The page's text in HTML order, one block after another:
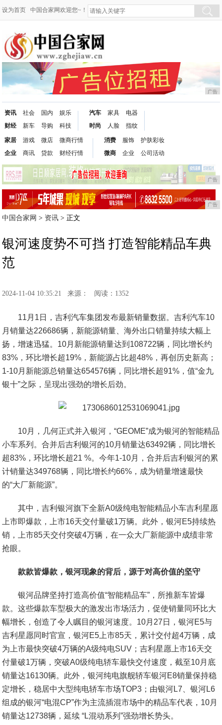
设为首页 中国合家网欢迎您~！
广告
资讯
财经
社会
新车
国内
导购
娱乐
科技
汽车
时尚
家具
人脸
电器
指纹
家居
企业
游戏
商讯
微店
贷款
微商行情
财经行情
消费
微商
服饰
企业
护肤彩妆
公司活动
广告
广告
中国合家网 > 资讯 > 正文
银河速度势不可挡 打造智能精品车典
范
2024-11-04 10:35:21 来源： 阅读：1352
11月1日，吉利汽车集团发布最新销量数据。吉利汽车10
月销量达226686辆，新能源销量、海外出口销量持续大幅上
扬，增速迅猛。10月新能源销量达到108722辆，同比增长约
83%，环比增长超19%，新能源占比超48%，再创历史新高；
1-10月新能源总销量达654576辆，同比增长超91%，值“金九
银十”之际，呈现出强劲的增长后劲。
10月，几何正式并入银河，“GEOME”成为银河的智能精品
小车系列。合并后吉利银河的10月销量达63492辆，同比增长
超83%，环比增长超21 %。今年1-10月，合并后吉利银河的累
计销量达349768辆，同比增长约66%，成为销量增速最快
的“大厂新能源”。
其中，吉利银河旗下全新A0级纯电智能精品小车吉利星愿
上市即爆款，上市16天交付量破1万辆。此外，银河E5持续热
销，上市85天交付突破4万辆，在一众大厂新能源中成绩非常
抢眼。
款款皆爆款，银河现象的背后，源于对高价值的坚守
银河品牌坚持打造高价值“智能精品车”，所推新车皆爆
款。这些爆款车型极大的激发出市场活力，促使销量同环比大
幅增长，创造了令人瞩目的银河速度。10月27日，银河E5与
吉利星愿同时官宣，银河E5上市85天，累计交付超4万辆，成
为上市最快突破4万辆的A级纯电SUV；吉利星愿上市16天交
付量破1万辆，突破A0级纯电轿车最快交付速度，截至10月底
销量达16130辆。此外，银河纯电旗舰轿车银河E8销量保持稳
定增长，稳居中大型纯电轿车市场TOP3；由银河L7、银河L6
组成的银河“电混CP”作为主流插混市场中的精品车代表，10月
销量达12738辆，延续 “L混动系列”强劲增长势头。